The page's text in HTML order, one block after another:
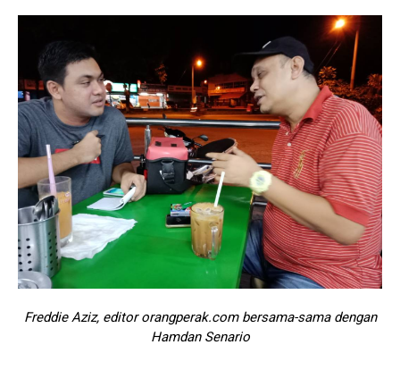
Freddie Aziz, editor orangperak.com bersama-sama dengan
Hamdan Senario